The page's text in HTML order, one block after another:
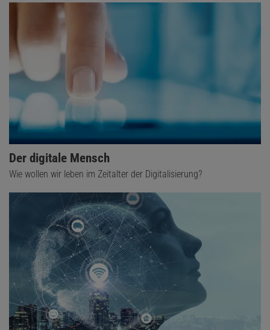
Der digitale Mensch
Wie wollen wir leben im Zeitalter der Digitalisierung?